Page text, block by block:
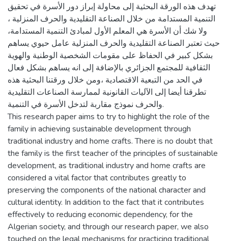
تهدف هذه الورقة البحثية إلى محاولة إبراز دور الأسرة في تحقيق
التنمية المستدامة من خلال الصناعة التقليدية والحرف المنزلية ،
ولا شك أن الأسرة هي المعلم الأول لمبادئ التنمية المستدامة،
حيث تعتبر الصناعة التقليدية والحرف المنزلية عامل حيوي يساهم
بشكل كبير في الحفاظ على مقومات الشخصية الوطنية والهوية
الثقافية للمجتمع الجزائري بالإضافة إلى انه يساهم بشكل فعال
في الحد من التبعية الاقتصادية ،ومن خلال ورقتنا البحثية هذه
تطرقنا أيضا إلى الآليات القانونية لممارسة الصناعات التقليدية
والحرف نموذج مقاربة لتدخل الأسرة في التنمية.
This research paper aims to try to highlight the role of the
family in achieving sustainable development through
traditional industry and home crafts. There is no doubt that
the family is the first teacher of the principles of sustainable
development, as traditional industry and home crafts are
considered a vital factor that contributes greatly to
preserving the components of the national character and
cultural identity. In addition to the fact that it contributes
effectively to reducing economic dependency, for the
Algerian society, and through our research paper, we also